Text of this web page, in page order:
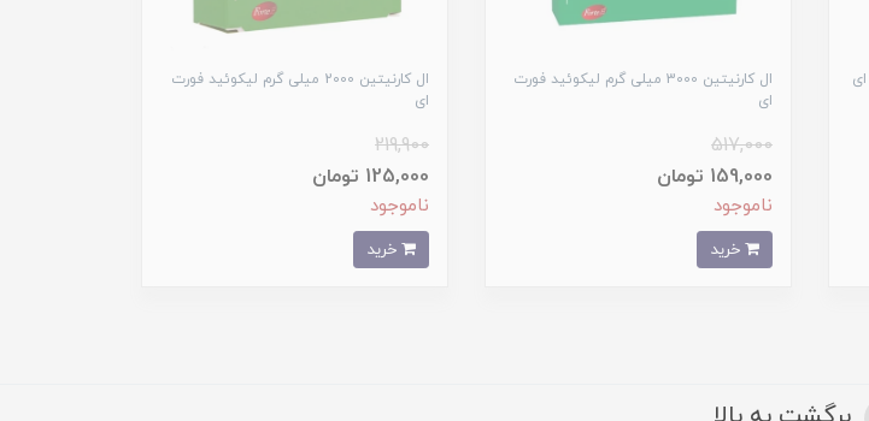
ال کارنیتین 3000 میلی گرم لیکوئید فورت
ای
517,000
159,000 تومان
ناموجود
خرید
ال کارنیتین 2000 میلی گرم لیکوئید فورت
ای
219,900
125,000 تومان
ناموجود
خرید